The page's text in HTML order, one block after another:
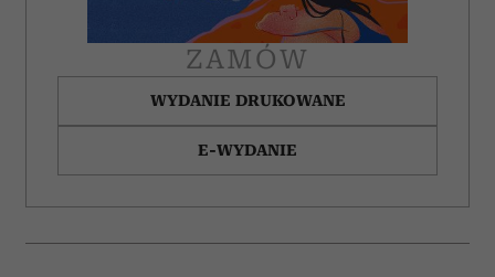
ZAMÓW
WYDANIE DRUKOWANE
E-WYDANIE